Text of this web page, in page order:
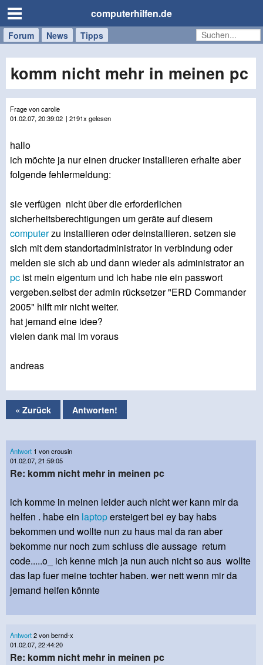
computerhilfen.de
Forum News Tipps
Handy
Tablet
Windows
Mac
komm nicht mehr in meinen pc
Frage von carolie
01.02.07, 20:39:02 | 2191x gelesen
hallo
ich möchte ja nur einen drucker installieren erhalte aber
folgende fehlermeldung:
sie verfügen nicht über die erforderlichen
sicherheitsberechtigungen um geräte auf diesem
computerzu installieren oder deinstallieren. setzen sie
sich mit dem standortadministrator in verbindung oder
melden sie sich ab und dann wieder als administrator an
pc ist mein eigentum und ich habe nie ein passwort
vergeben.selbst der admin rücksetzer "ERD Commander
2005" hilft mir nicht weiter.
hat jemand eine idee?
vielen dank mal im voraus
andreas
« Zurück Antworten!
Antwort 1 von crousin
01.02.07, 21:59:05
Re: komm nicht mehr in meinen pc
ich komme in meinen leider auch nicht wer kann mir da
helfen . habe ein laptopersteigert bei ey bay habs
bekommen und wollte nun zu haus mal da ran aber
bekomme nur noch zum schluss die aussage return
code.....o_ ich kenne mich ja nun auch nicht so aus wollte
das lap fuer meine tochter haben. wer nett wenn mir da
jemand helfen könnte
Antwort2 von bernd-x
01.02.07, 22:44:20
Re: komm nicht mehr in meinen pc